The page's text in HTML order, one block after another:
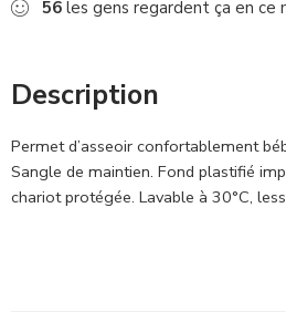
56 les gens regardent ça en ce
Description
Permet d’asseoir confortablement
Sangle de maintien. Fond plastifié
chariot protégée. Lavable à 30°C,